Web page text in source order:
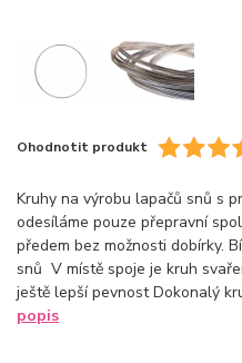
Ohodnotit produkt
Kruhy na výrobu lapačů snů s
odesíláme pouze přepravní
předem bez možnosti dobírky.
snů V místě spoje je kruh
ještě lepší pevnost Dokonalý
popis